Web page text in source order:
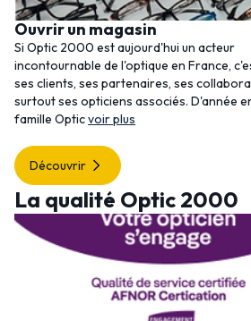
Ouvrir un magasin
Si Optic 2000 est aujourd'hui un acteur
incontournable de l'optique en France,
ses clients, ses partenaires, ses
surtout ses opticiens associés. D'année
famille Opticvoir plus
Découvrir
La qualité Optic 2000